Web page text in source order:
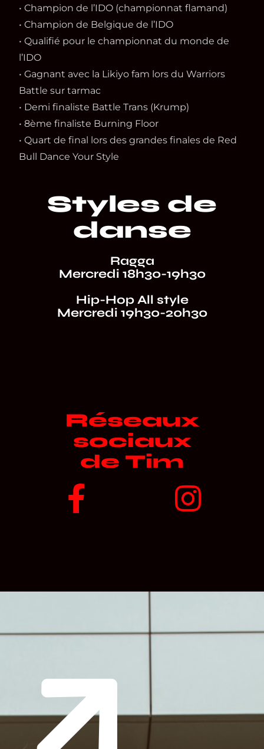
• Champion de l’IDO (championnat flamand)
• Champion de Belgique de l’IDO
• Qualifié pour le championnat du monde de
l’IDO
• Gagnant avec la Likiyo fam lors du Warriors
Battle sur tarmac
• Demi finaliste Battle Trans (Krump)
• 8ème finaliste Burning Floor
• Quart de final lors des grandes finales de Red
Bull Dance Your Style
Styles de
danse
Ragga
Mercredi 18h30-19h30
Hip-Hop All style
Mercredi 19h30-20h30
Réseaux
sociaux
de Tim